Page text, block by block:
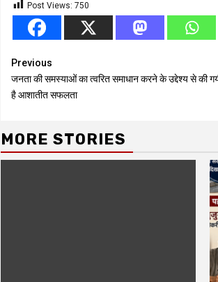
Post Views: 750
Continue
Reading
Previous
जनता की समस्याओं का त्वरित समाधान करने के उद्देश्य से की
है आशातीत सफलता
MORE STORIES